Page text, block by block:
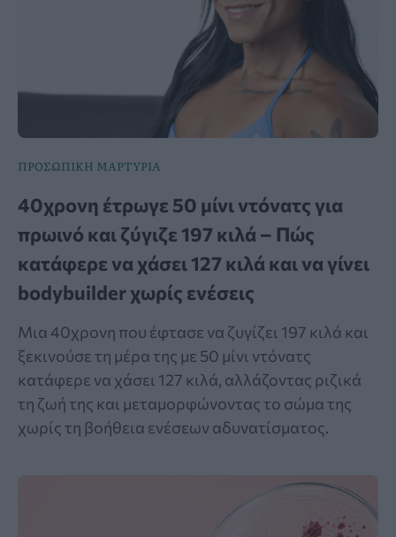
ΠΡΟΣΩΠΙΚΗ ΜΑΡΤΥΡΙΑ
40χρονη έτρωγε 50 μίνι ντόνατς για
πρωινό και ζύγιζε 197 κιλά – Πώς
κατάφερε να χάσει 127 κιλά και να γίνει
bodybuilder χωρίς ενέσεις
Μια 40χρονη που έφτασε να ζυγίζει 197 κιλά και
ξεκινούσε τη μέρα της με 50 μίνι ντόνατς
κατάφερε να χάσει 127 κιλά, αλλάζοντας ριζικά
τη ζωή της και μεταμορφώνοντας το σώμα της
χωρίς τη βοήθεια ενέσεων αδυνατίσματος.